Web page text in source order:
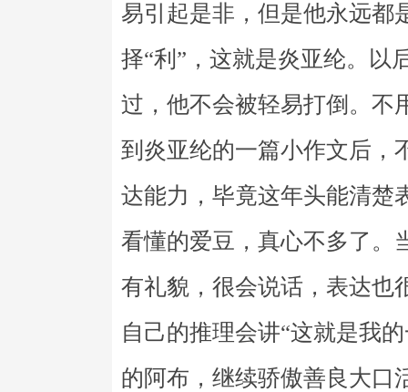
易引起是非，但是他永远都
择“利”，这就是炎亚纶。以
过，他不会被轻易打倒。不
到炎亚纶的一篇小作文后，
达能力，毕竟这年头能清楚
看懂的爱豆，真心不多了。
有礼貌，很会说话，表达也
自己的推理会讲“这就是我
的阿布，继续骄傲善良大口